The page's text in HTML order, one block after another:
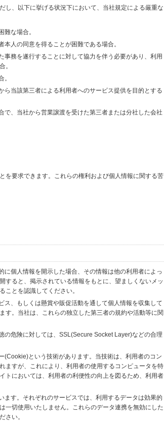
し、以下に挙げる状況下において、当社規定による厳重な
な場合。
人の同意を得ることが困難である場合。
務を遂行することに対して協力を伴う必要があり、利用
。
。
当該第三者による利用者へのサービス提供を目的とする
、当社から営業譲渡を受けた第三者または分社した会社
を要求できます。これらの権利および個人情報に関する苦
個人情報を開示した場合、その情報は他の利用者によっ
すると、掲示されている情報をもとに、望ましくないメッ
ことを認識してください。
、もしくは懸賞や販促活動を通して個人情報を収集して
す。当社は、これらの独立した第三者の規約や活動等に関
危険に対しては、SSL(Secure Socket Layer)などの合理
という技術があります。当技術は、利用者のコン
ますが、これにより、利用者の使用するコンピュータを特
トにおいては、利用者の利便性の向上を図るため、利用者
す。それぞれのサービスでは、利用するデータは効果的
一切使用いたしません。これらのデータ連携を無効にした
さい。